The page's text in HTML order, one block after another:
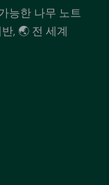
능한 나무 노트
, 🌏 전 세계